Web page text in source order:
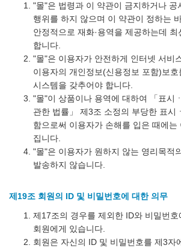
"몰"은 법령과 이 약관이 금지하거나 공
행위를 하지 않으며 이 약관이 정하는
안정적으로 재화·용역을 제공하는데
합니다.
"몰"은 이용자가 안전하게 인터넷 서비
이용자의 개인정보(신용정보 포함)보
시스템을 갖추어야 합니다.
"몰"이 상품이나 용역에 대하여 「표시
관한 법률」 제3조 소정의 부당한 표시
함으로써 이용자가 손해를 입은 때에는
집니다.
"몰"은 이용자가 원하지 않는 영리목적
발송하지 않습니다.
제19조 회원의 ID 및 비밀번호에 대한 의무
제17조의 경우를 제외한 ID와 비밀번
회원에게 있습니다.
회원은 자신의 ID 및 비밀번호를 제3자